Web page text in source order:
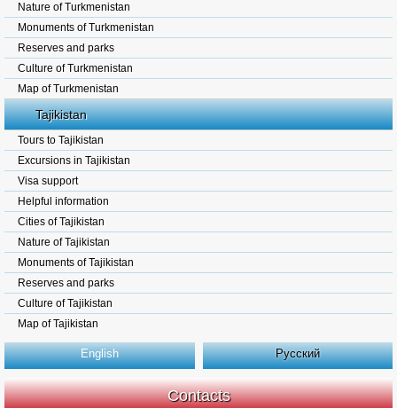
Nature of Turkmenistan
Monuments of Turkmenistan
Reserves and parks
Culture of Turkmenistan
Map of Turkmenistan
Tajikistan
Tours to Tajikistan
Excursions in Tajikistan
Visa support
Helpful information
Cities of Tajikistan
Nature of Tajikistan
Monuments of Tajikistan
Reserves and parks
Culture of Tajikistan
Map of Tajikistan
English Русский
Contacts